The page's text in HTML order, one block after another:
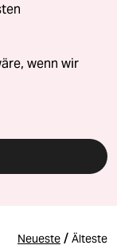
wenn wir
Neueste / Älteste